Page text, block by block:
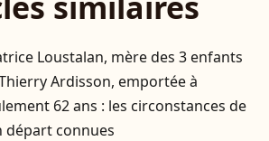
Loustalan, mère des 3 enfants
Ardisson, emportée à
62 ans : les circonstances de
départ connues